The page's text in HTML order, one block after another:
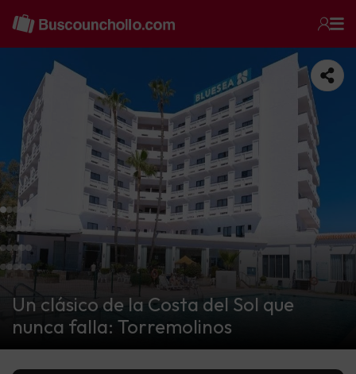
Un clásico de la Costa del Sol que
nunca falla: Torremolinos